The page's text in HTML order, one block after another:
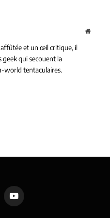
affûtée et un œil critique, il
geek qui secouent la
world tentaculaires.
YouTube